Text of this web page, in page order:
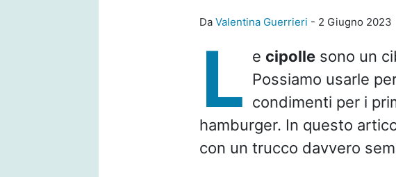
Da Valentina Guerrieri - 2 Giugno 2023
L e cipollesono un
Possiamo usarle
condimenti per i
hamburger. In questo
con un trucco davvero